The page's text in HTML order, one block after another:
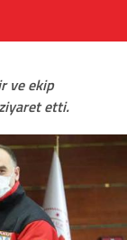
ve ekip
etti.